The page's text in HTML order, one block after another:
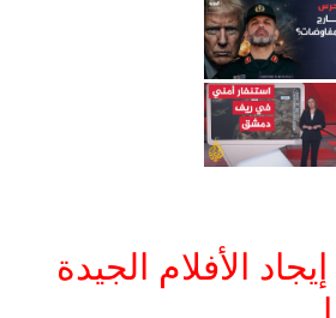
الأفلام الجيدة